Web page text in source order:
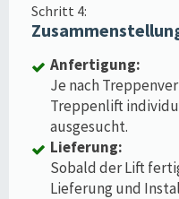
Schritt 4:
Anfertigung:
Je nach
Treppenlift
ausgesucht.
Lieferung:
Sobald der Lift
Lieferung und